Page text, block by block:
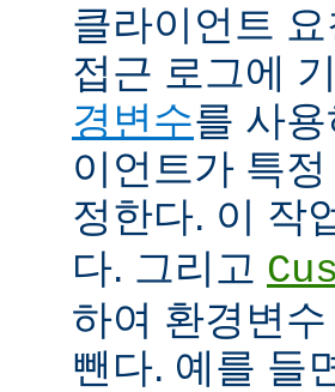
클라이언트
접근 로그에
경변수를 사
이언트가 특
정한다. 이 작
다. 그리고
하여 환경변
뺀다. 예를 들